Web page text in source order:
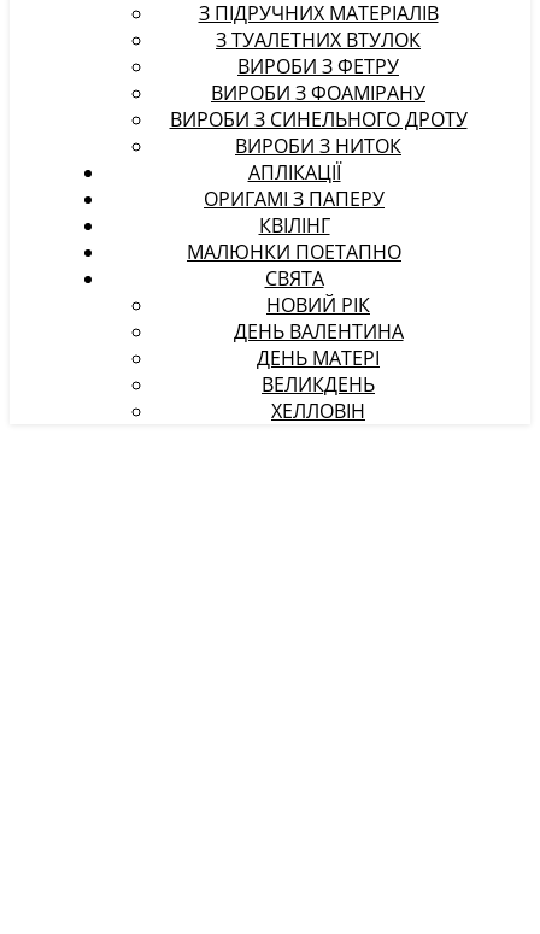
З ПІДРУЧНИХ МАТЕРІАЛІВ
З ТУАЛЕТНИХ ВТУЛОК
ВИРОБИ З ФЕТРУ
ВИРОБИ З ФОАМІРАНУ
ВИРОБИ З СИНЕЛЬНОГО ДРОТУ
ВИРОБИ З НИТОК
АПЛІКАЦІЇ
ОРИГАМІ З ПАПЕРУ
КВІЛІНГ
МАЛЮНКИ ПОЕТАПНО
СВЯТА
НОВИЙ РІК
ДЕНЬ ВАЛЕНТИНА
ДЕНЬ МАТЕРІ
ВЕЛИКДЕНЬ
ХЕЛЛОВІН